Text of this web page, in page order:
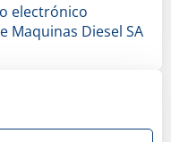
electrónico
Maquinas Diesel SA